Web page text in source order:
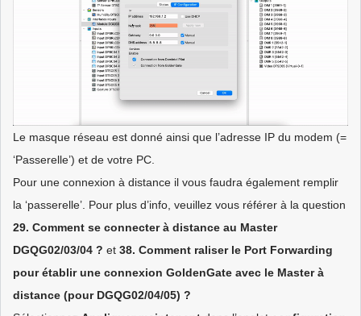
Le masque réseau est donné ainsi que l’adresse IP du modem (=
‘Passerelle’) et de votre PC.
Pour une connexion à distance il vous faudra également remplir
la ‘passerelle’. Pour plus d’info, veuillez vous référer à la question
29. Comment se connecter à distance au Master
DGQG02/03/04 ? et 38. Comment raliser le Port Forwarding
pour établir une connexion GoldenGate avec le Master à
distance (pour DGQG02/04/05) ?